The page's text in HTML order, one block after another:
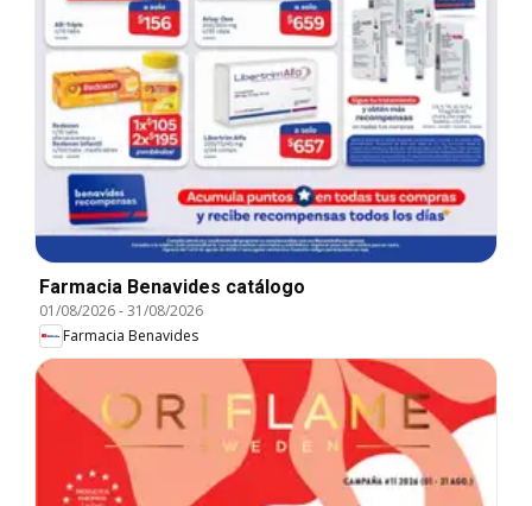
Farmacia Benavides catálogo
01/08/2026-31/08/2026
Farmacia Benavides